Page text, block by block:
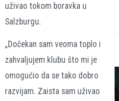
uživao tokom boravka u
Salzburgu.
„Dočekan sam veoma toplo i
zahvaljujem klubu što mi je
omogućio da se tako dobro
razvijam. Zaista sam uživao